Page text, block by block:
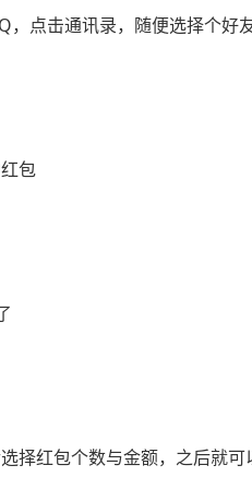
，点击通讯录，随便选择个好
包
择红包个数与金额，之后就可